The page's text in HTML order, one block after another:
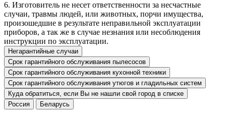
6. Изготовитель не несет ответственности за несчастные
случаи, травмы людей, или животных, порчи имущества,
произошедшие в результате неправильной эксплуатации
приборов, а так же в случае незнания или несоблюдения
инструкции по эксплуатации.
Негарантийные случаи
Срок гарантийного обслуживания пылесосов
Срок гарантийного обслуживания кухонной техники
Срок гарантийного обслуживания утюгов и гладильных систем
Куда обратиться, если Вы не нашли свой город в списке
Россия
Беларусь